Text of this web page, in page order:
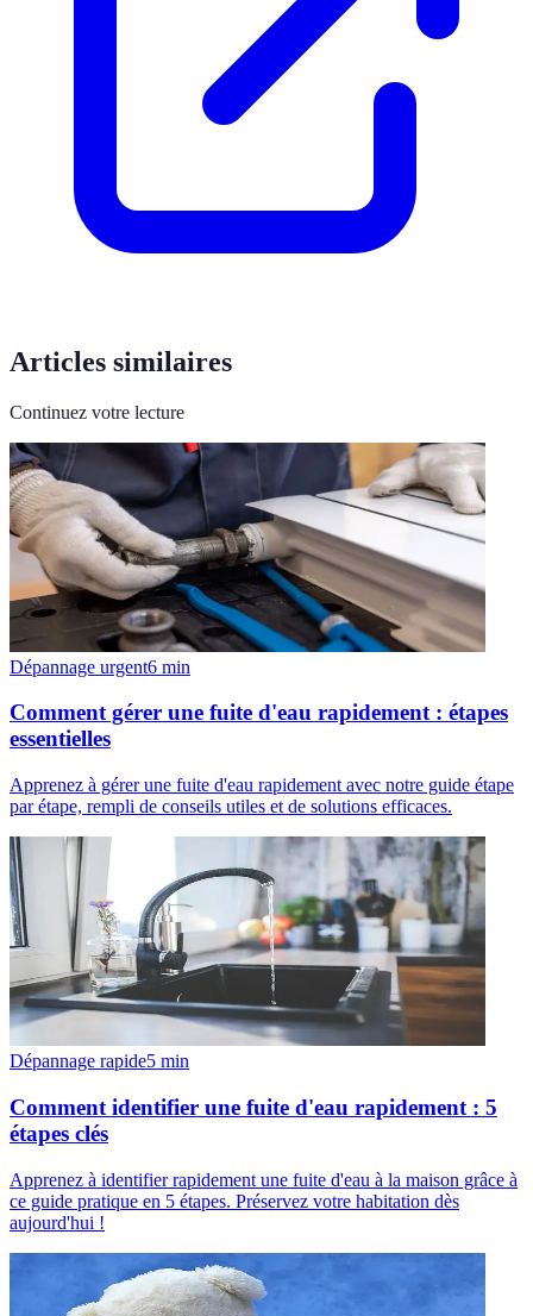
Articles similaires
Continuez votre lecture
Dépannage urgent6 min
Comment gérer une fuite d'eau rapidement : étapes
essentielles
Apprenez à gérer une fuite d'eau rapidement avec notre guide étape
par étape, rempli de conseils utiles et de solutions efficaces.
Dépannage rapide5 min
Comment identifier une fuite d'eau rapidement : 5
étapes clés
Apprenez à identifier rapidement une fuite d'eau à la maison grâce à
ce guide pratique en 5 étapes. Préservez votre habitation dès
aujourd'hui !